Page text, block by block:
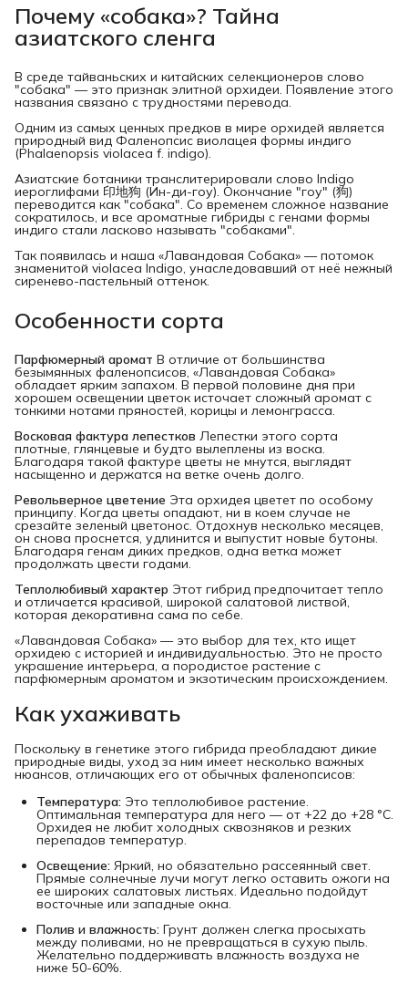
Почему «собака»? Тайна
азиатского сленга
В среде тайваньских и китайских селекционеров слово
"собака" — это признак элитной орхидеи. Появление этого
названия связано с трудностями перевода.
Одним из самых ценных предков в мире орхидей является
природный вид Фаленопсис виолацея формы индиго
(Phalaenopsis violacea f. indigo).
Азиатские ботаники транслитерировали слово Indigo
иероглифами 印地狗 (Ин-ди-гоу). Окончание "гоу" (狗)
переводится как "собака". Со временем сложное название
сократилось, и все ароматные гибриды с генами формы
индиго стали ласково называть "собаками".
Так появилась и наша «Лавандовая Собака» — потомок
знаменитой violacea Indigo, унаследовавший от неё нежный
сиренево-пастельный оттенок.
Особенности сорта
Парфюмерный аромат В отличие от большинства
безымянных фаленопсисов, «Лавандовая Собака»
обладает ярким запахом. В первой половине дня при
хорошем освещении цветок источает сложный аромат с
тонкими нотами пряностей, корицы и лемонграсса.
Восковая фактура лепестков Лепестки этого сорта
плотные, глянцевые и будто вылеплены из воска.
Благодаря такой фактуре цветы не мнутся, выглядят
насыщенно и держатся на ветке очень долго.
Револьверное цветение Эта орхидея цветет по особому
принципу. Когда цветы опадают, ни в коем случае не
срезайте зеленый цветонос. Отдохнув несколько месяцев,
он снова проснется, удлинится и выпустит новые бутоны.
Благодаря генам диких предков, одна ветка может
продолжать цвести годами.
Теплолюбивый характер Этот гибрид предпочитает тепло
и отличается красивой, широкой салатовой листвой,
которая декоративна сама по себе.
«Лавандовая Собака» — это выбор для тех, кто ищет
орхидею с историей и индивидуальностью. Это не просто
украшение интерьера, а породистое растение с
парфюмерным ароматом и экзотическим происхождением.
Как ухаживать
Поскольку в генетике этого гибрида преобладают дикие
природные виды, уход за ним имеет несколько важных
нюансов, отличающих его от обычных фаленопсисов:
Температура: Это теплолюбивое растение.
Оптимальная температура для него — от +22 до +28 °C.
Орхидея не любит холодных сквозняков и резких
перепадов температур.
Освещение: Яркий, но обязательно рассеянный свет.
Прямые солнечные лучи могут легко оставить ожоги на
ее широких салатовых листьях. Идеально подойдут
восточные или западные окна.
Полив и влажность: Грунт должен слегка просыхать
между поливами, но не превращаться в сухую пыль.
Желательно поддерживать влажность воздуха не
ниже 50-60%.